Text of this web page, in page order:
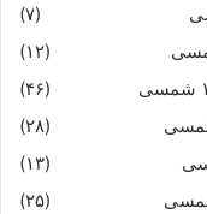
(۷)
(۱۲)
(۴۶)
(۲۸)
(۱۳)
(۲۵)